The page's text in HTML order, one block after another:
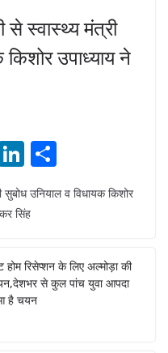
से स्वास्थ्य मंत्री
उपाध्याय ने
Li
n
k
dI
n
ar
सुबोध उनियाल व विधायक किशोर
सिंह
होम रिसेप्शन के लिए अल्मोड़ा की
से कुल पांच युवा आपदा
है चयन